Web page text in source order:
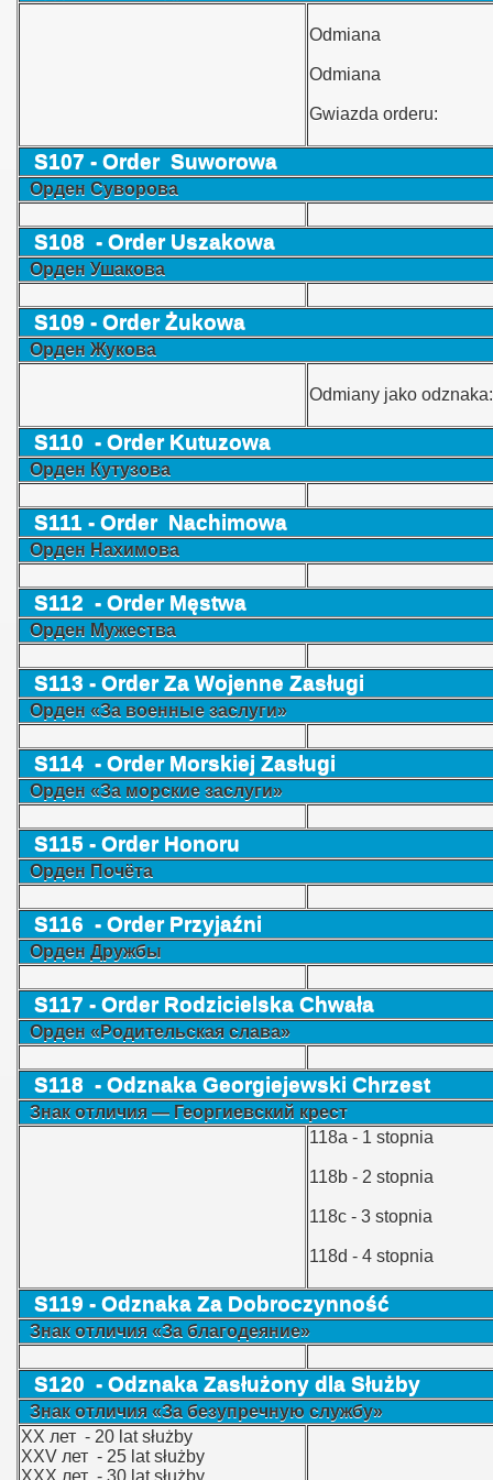
Odmiana
Odmiana
Gwiazda orderu:
S107 - OrderSuworowa
Орден Суворова
S108 - Order Uszakowa
Орден Ушакова
S109 - Order Żukowa
Орден Жукова
Odmiany jako odznaka:
S110 - Order Kutuzowa
Орден Кутузова
S111 - OrderNachimowa
Орден Нахимова
S112 - Order Męstwa
Орден Мужества
S113 - OrderZa Wojenne Zasługi
Орден «За военные заслуги»
S114 - Order Morskiej Zasługi
Орден «За морские заслуги»
S115 - Order Honoru
Орден Почёта
S116 - Order Przyjaźni
Орден Дружбы
S117 - OrderRodzicielska Chwała
Орден «Родительская слава»‎
S118 - Odznaka Georgiejewski Chrzest
Знак отличия — Георгиевский крест
118a - 1 stopnia
118b - 2 stopnia
118c - 3 stopnia
118d - 4 stopnia
S119 - Odznaka Za Dobroczynność
Знак отличия «За благодеяние»
S120 - Odznaka Zasłużony dla Służby
Знак отличия «За безупречную службу»
XX лет - 20 lat służby
XXV лет - 25 lat służby
XXX лет - 30 lat służby